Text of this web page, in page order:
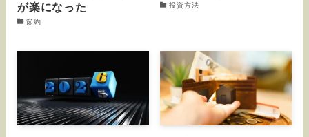
が楽になった
節約
投資方法